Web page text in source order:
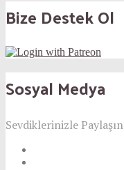
Bize Destek Ol
Sosyal Medya
Sevdiklerinizle Paylaşın